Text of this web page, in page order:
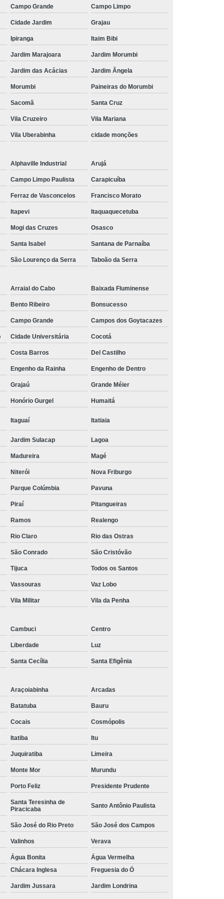
com Regulagem de Altura
Regulagem Elétrica de Altura
Mobiliário Técnico Noc
para Centro de Controle
para Monitoramento
para Sala de Operação
para Salas de Monitoramento
Rack de Ti de Metal
Rack de Ti Metálico
de Aluminio
Rack Ti Metálico Data Center
Ti Parede Metálico
Rack Ti Pequeno
Parede para Servidor
Rack de Servidor
Rack para Servidor de Parede
Data Center Rack
Data Center Rack Metálico
19
Rack Data Center Aluminio
Aluminio
Rack de Data Center
Rack Metálico para Data Center
Data Center
Rack para Data Center
Rack Software Data Center Metálico
Régua de 8 Tomadas para Rack
Régua de Tomada Gerenciável
Amperes
Régua de Tomadas 20a
Régua de Tomadas com Disjuntor
Régua de Tomadas para Rack 20a
para Rack com Disjuntor
Pdu Régua de Tomadas
Internacional
Régua Pdu 8 Tomadas
Pdu Lcd
Régua Pdu Lcd Iec320 C19
Tomada Pdu
Régua Tomada Pdu com Lcd
Lcd
Régua Tomada Pdu Iec320 C13
Suporte para Monitor Articulável
para Mobiliario Corporativo
para Mobiliario Operacional
Tecnico
Suporte para Monitor para Noc
para Monitor Regulável
Campo Grande Campo Limpo
Cidade Jardim Grajau
Ipiranga Itaim Bibi
Jardim Marajoara Jardim Morumbi
Jardim das Acácias Jardim Ângela
Morumbi Paineiras do Morumbi
Sacomã Santa Cruz
Vila Cruzeiro Vila Mariana
Vila Uberabinha cidade monções
Alphaville Industrial Arujá
Campo Limpo Paulista Carapicuíba
Ferraz de Vasconcelos Francisco Morato
Itapevi Itaquaquecetuba
Mogi das Cruzes Osasco
Santa Isabel Santana de Parnaíba
São Lourenço da Serra Taboão da Serra
Arraial do Cabo Baixada Fluminense
Bento Ribeiro Bonsucesso
Campo Grande Campos dos Goytacazes
Cidade Universitária Cocotá
Costa Barros Del Castilho
Engenho da Rainha Engenho de Dentro
Grajaú Grande Méier
Honório Gurgel Humaitá
Itaguaí Itatiaia
Jardim Sulacap Lagoa
Madureira Magé
Niterói Nova Friburgo
Parque Colúmbia Pavuna
Piraí Pitangueiras
Ramos Realengo
Rio Claro Rio das Ostras
São Conrado São Cristóvão
Tijuca Todos os Santos
Vassouras Vaz Lobo
Vila Militar Vila da Penha
Cambuci Centro
Liberdade Luz
Santa Cecília Santa Efigênia
Araçoiabinha Arcadas
Batatuba Bauru
Cocais Cosmópolis
Itatiba Itu
Juquiratiba Limeira
Monte Mor Murundu
Porto Feliz Presidente Prudente
Santa Teresinha de
Piracicaba
Santo Antônio Paulista
São José do Rio Preto São José dos Campos
Valinhos Verava
Água Bonita
Água Vermelha
Chácara Inglesa Freguesia do Ó
Jardim Jussara Jardim Londrina